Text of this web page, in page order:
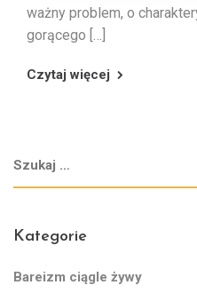
ważny problem, o
gorącego […]
Czytaj więcej
Kategorie
Bareizm ciągle żywy